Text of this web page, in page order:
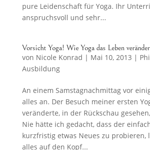
pure Leidenschaft für Yoga. Ihr
anspruchsvoll und sehr...
Vorsicht Yoga! Wie Yoga das Leben
von Nicole Konrad | Mai 10, 2013 |
Ausbildung
An einem Samstagnachmittag vor
alles an. Der Besuch meiner ersten
veränderte, in der Rückschau
Nie hätte ich gedacht, dass der
kurzfristig etwas Neues zu probieren,
alles auf den Kopf...